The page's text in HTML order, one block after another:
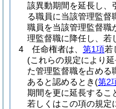
該異動期間を延長し、
る職員に当該管理監督
職員を当該管理監督職
理監督職に降任し、若
4
任命権者は、 第1項若
(これらの規定により
た管理監督職を占める
あると認めるとき(第2
期間を更に延長するこ
若しくはこの項の規定